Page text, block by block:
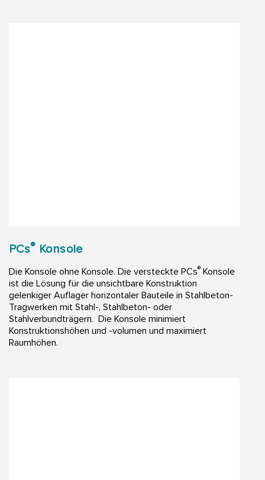
PCs® Konsole
Die Konsole ohne Konsole. Die versteckte PCs® Konsole
ist die Lösung für die unsichtbare Konstruktion
gelenkiger Auflager horizontaler Bauteile in Stahlbeton-
Tragwerken mit Stahl-, Stahlbeton- oder
Stahlverbundträgern. Die Konsole minimiert
Konstruktionshöhen und -volumen und maximiert
Raumhöhen.